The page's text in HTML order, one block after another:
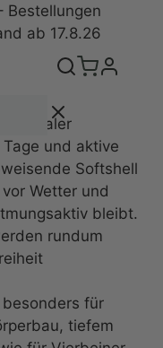
Bestellungen
ab 17.8.26
und aktive
Softshell
Wetter und
bleibt.
rundum
für
tiefem